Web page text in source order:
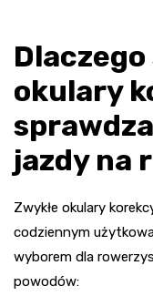
okulary
jazdy na
Zwykłe okulary
codziennym
wyborem dla
powodów: